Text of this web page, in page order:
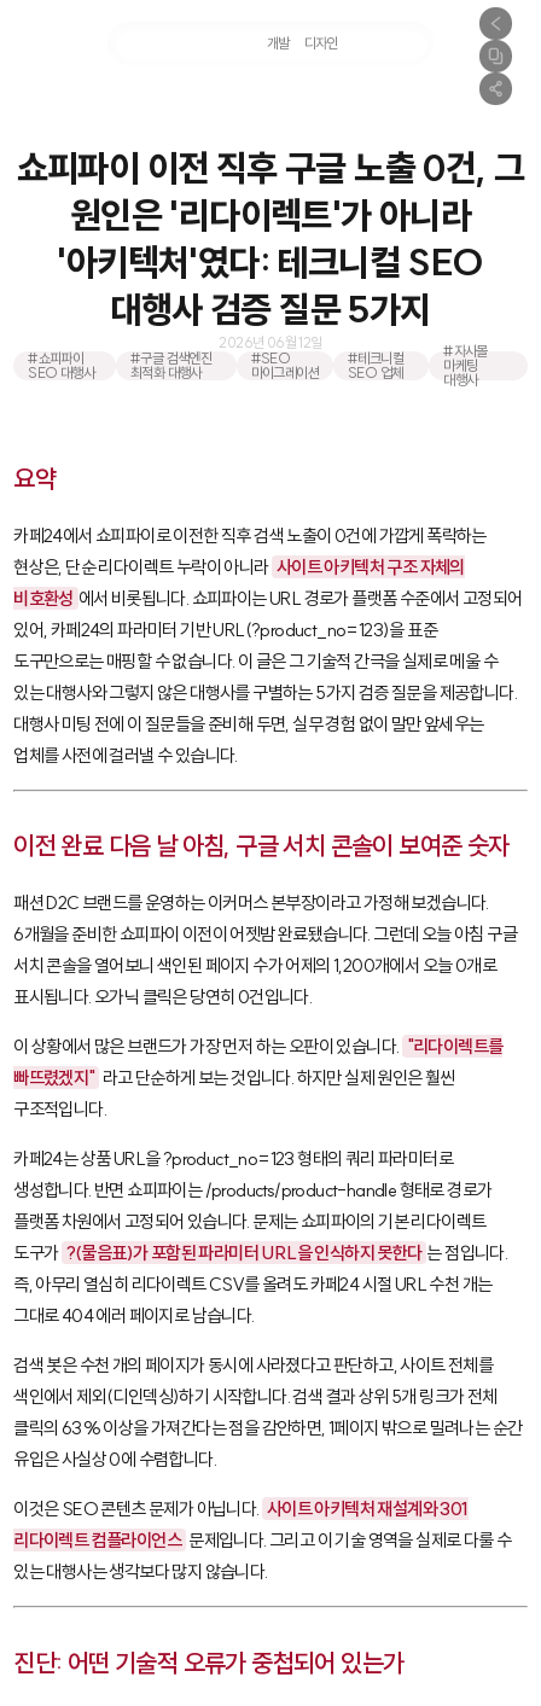
개발 디자인
쇼피파이 이전 직후 구글 노출 0건, 그
원인은 '리다이렉트'가 아니라
'아키텍처'였다: 테크니컬 SEO
대행사 검증 질문 5가지
2026년 06월 12일
#쇼피파이
SEO 대행사
#구글 검색엔진
최적화 대행사
#SEO
마이그레이션
#테크니컬
SEO 업체
#자사몰
마케팅
대행사
요약
카페24에서 쇼피파이로 이전한 직후 검색 노출이 0건에 가깝게 폭락하는
현상은, 단순 리다이렉트 누락이 아니라 사이트 아키텍처 구조 자체의
비호환성 에서 비롯됩니다. 쇼피파이는 URL 경로가 플랫폼 수준에서 고정되어
있어, 카페24의 파라미터 기반 URL(?product_no=123)을 표준
도구만으로는 매핑할 수 없습니다. 이 글은 그 기술적 간극을 실제로 메울 수
있는 대행사와 그렇지 않은 대행사를 구별하는 5가지 검증 질문을 제공합니다.
대행사 미팅 전에 이 질문들을 준비해 두면, 실무 경험 없이 말만 앞세우는
업체를 사전에 걸러낼 수 있습니다.
이전 완료 다음 날 아침, 구글 서치 콘솔이 보여준 숫자
패션 D2C 브랜드를 운영하는 이커머스 본부장이라고 가정해 보겠습니다.
6개월을 준비한 쇼피파이 이전이 어젯밤 완료됐습니다. 그런데 오늘 아침 구글
서치 콘솔을 열어보니 색인된 페이지 수가 어제의 1,200개에서 오늘 0개로
표시됩니다. 오가닉 클릭은 당연히 0건입니다.
이 상황에서 많은 브랜드가 가장 먼저 하는 오판이 있습니다. "리다이렉트를
빠뜨렸겠지" 라고 단순하게 보는 것입니다. 하지만 실제 원인은 훨씬
구조적입니다.
카페24는 상품 URL을?product_no=123형태의 쿼리 파라미터로
생성합니다. 반면 쇼피파이는/products/product-handle형태로 경로가
플랫폼 차원에서 고정되어 있습니다. 문제는 쇼피파이의 기본 리다이렉트
도구가 ?(물음표)가 포함된 파라미터 URL을 인식하지 못한다 는 점입니다.
즉, 아무리 열심히 리다이렉트 CSV를 올려도 카페24 시절 URL 수천 개는
그대로 404 에러 페이지로 남습니다.
검색 봇은 수천 개의 페이지가 동시에 사라졌다고 판단하고, 사이트 전체를
색인에서 제외(디인덱싱)하기 시작합니다. 검색 결과 상위 5개 링크가 전체
클릭의 63% 이상을 가져간다는 점을 감안하면, 1페이지 밖으로 밀려나는 순간
유입은 사실상 0에 수렴합니다.
이것은 SEO 콘텐츠 문제가 아닙니다. 사이트 아키텍처 재설계와 301
리다이렉트 컴플라이언스 문제입니다. 그리고 이 기술 영역을 실제로 다룰 수
있는 대행사는 생각보다 많지 않습니다.
진단: 어떤 기술적 오류가 중첩되어 있는가